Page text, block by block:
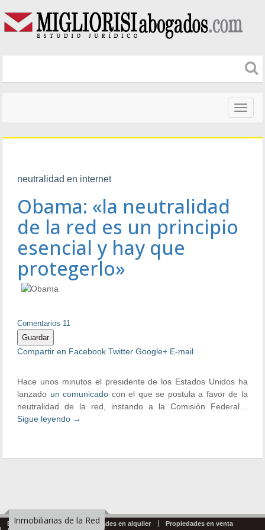
neutralidad en internet
Obama: «la neutralidad
de la red es un principio
esencial y hay que
protegerlo»
Comentarios 11
Guardar
Compartir en Facebook Twitter Google+ E-mail
Hace unos minutos el presidente de los Estados Unidos ha
lanzado un comunicado con el que se postula a favor de la
neutralidad de la red, instando a la Comisión Federal…
Sigue leyendo →
Inmobiliarias de la Red
Emprendimientos Propiedades en alquiler
Propiedades en venta